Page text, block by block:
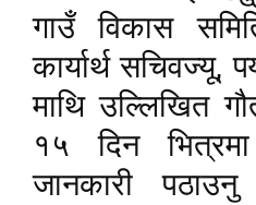
गाउँ विकास
कार्यार्थ सचिवज्यू,
माथि उल्लिखित
१५ दिन
जानकारी